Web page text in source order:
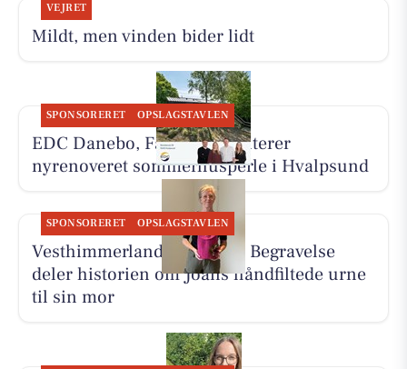
VEJRET
Mildt, men vinden bider lidt
SPONSORERET OPSLAGSTAVLEN
EDC Danebo, Farsø præsenterer
nyrenoveret sommerhusperle i Hvalpsund
SPONSORERET OPSLAGSTAVLEN
Vesthimmerlands og Farsø Begravelse
deler historien om Joans håndfiltede urne
til sin mor